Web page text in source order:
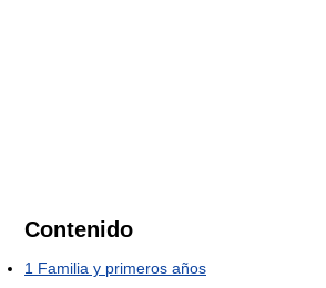
Contenido
1 Familia y primeros años